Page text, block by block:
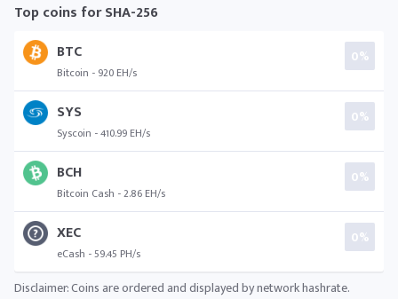
Top coins for SHA-256
BTC
Bitcoin - 920 EH/s
0%
SYS
Syscoin - 410.99 EH/s
0%
BCH
Bitcoin Cash - 2.86 EH/s
0%
XEC
eCash - 59.45 PH/s
0%
Disclaimer: Coins are ordered and displayed by network hashrate.